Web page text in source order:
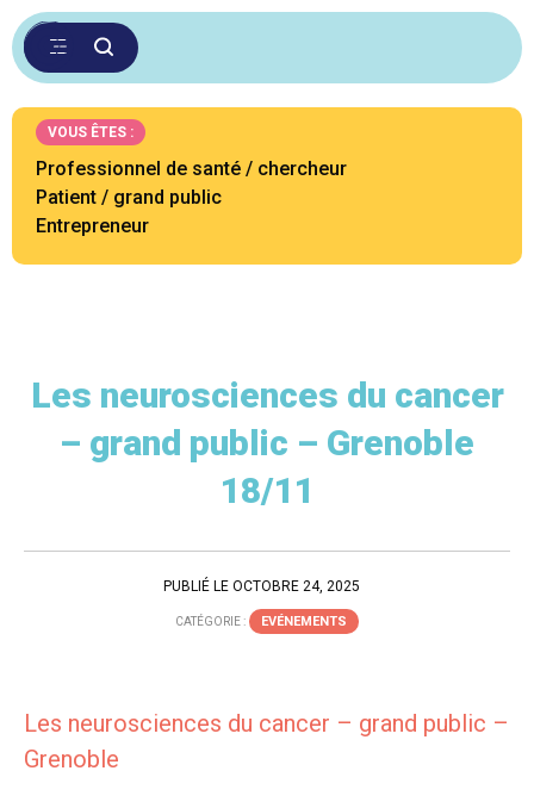
VOUS ÊTES :
Professionnel de santé / chercheur
Patient / grand public
Entrepreneur
Les neurosciences du cancer
– grand public – Grenoble
18/11
PUBLIÉ LE OCTOBRE 24, 2025
CATÉGORIE : EVÉNEMENTS
Les neurosciences du cancer – grand public –
Grenoble